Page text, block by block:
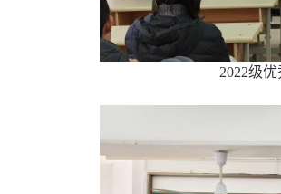
2022级优